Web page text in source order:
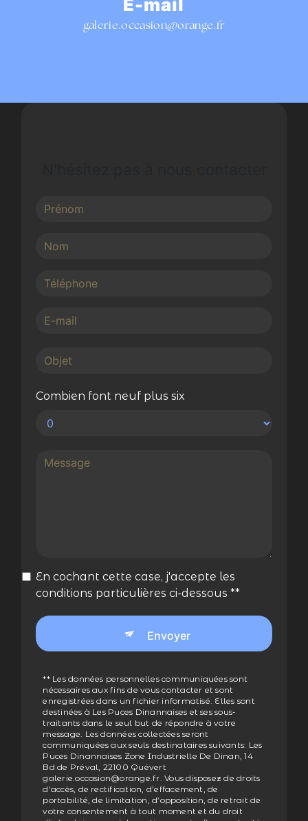
E-mail
galerie.occasion@orange.fr
Combien font neuf plus six
En cochant cette case, j'accepte les
conditions particulières ci-dessous **
Envoyer
** Les données personnelles communiquées sont
nécessaires aux fins de vous contacter et sont
enregistrées dans un fichier informatisé. Elles sont
destinées à Les Puces Dinannaises et ses sous-
traitants dans le seul but de répondre à votre
message. Les données collectées seront
communiquées aux seuls destinataires suivants: Les
Puces Dinannaises Zone Industrielle De Dinan, 14
Bd de Préval, 22100 Quévert
galerie.occasion@orange.fr. Vous disposez de droits
d’accès, de rectification, d’effacement, de
portabilité, de limitation, d’opposition, de retrait de
votre consentement à tout moment et du droit